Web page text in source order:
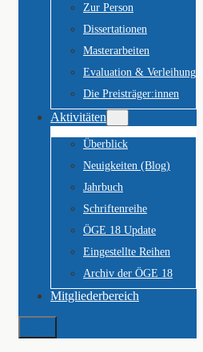
Zur Person
Dissertationen
Masterarbeiten
Evaluation & Verleihung
Die Preisträger:innen
Aktivitäten
Überblick
Neuigkeiten (Blog)
Jahrbuch
Schriftenreihe
ÖGE 18 Update
Eingestellte Reihen
Archiv der ÖGE 18
Mitgliederbereich
Suchen